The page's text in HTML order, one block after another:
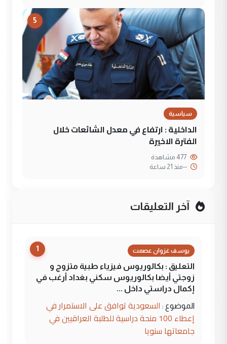
5
سياسية
الداخلية : ارتفاع في معدل الشائعات خلال
الفترة الاخيرة
--منذ 21 ساعة
آخر التعليقات
1 يوسف غزوان عصمت
التعليق : بكالوريوس فيزياء طبية متزوج و
زوجتي أيضا بكالوريوس سكني بغداد أرغب في
إكمال دراستي داخل ...
الموضوع : السعودية توافق على الاستمرار في
إعطاء 100 منحة دراسية للطلبة العراقيين في
جامعاتها سنويا